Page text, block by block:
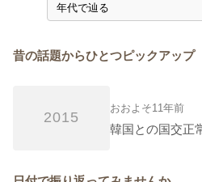
昔の話題からひとつピックアップ
2015
おおよそ11年前
韓国との国交正